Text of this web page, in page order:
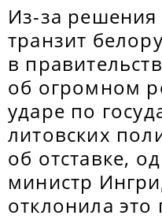
Из-за
транзит
в
об огромном
ударе по
литовских
об отставке,
министр
отклонила